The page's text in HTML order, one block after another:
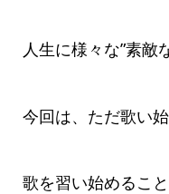
人生に様々な”素敵
今回は、ただ歌い
歌を習い始めるこ